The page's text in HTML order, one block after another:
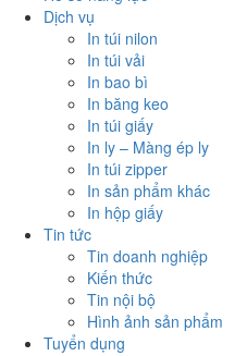
Dịch vụ
In túi nilon
In túi vải
In bao bì
In băng keo
In túi giấy
In ly – Màng ép ly
In túi zipper
In sản phẩm khác
In hộp giấy
Tin tức
Tin doanh nghiệp
Kiến thức
Tin nội bộ
Hình ảnh sản phẩm
Tuyển dụng